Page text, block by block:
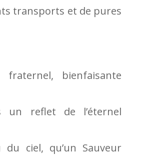
transports et de pures
fraternel, bienfaisante
un reflet de l’éternel
du ciel, qu’un Sauveur